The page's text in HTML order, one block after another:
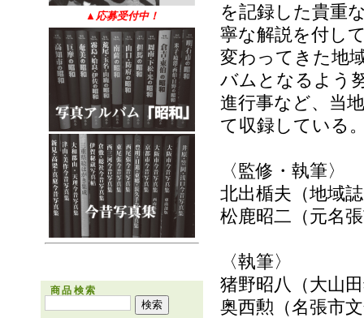
▲ 応募受付中！
商品検索
を記録した貴重
寧な解説を付し
変わってきた地
バムとなるよう
進行事など、当
て収録している
〈監修・執筆〉
北出楯夫（地域
松鹿昭二（元名
〈執筆〉
猪野昭八（大山
奥西勲（名張市